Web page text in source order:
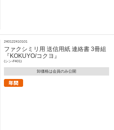
240122410101
ファクシミリ用 送信用紙 連絡書 3冊組
『KOKUYO/コクヨ』
(シン-F401)
卸価格は会員のみ公開